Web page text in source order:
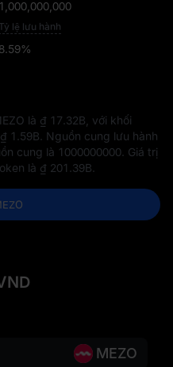
1,000,000,000
Tỷ lệ lưu hành
8.59%
là ₫ 17.32B , với khối
₫ 1.59B . Nguồn cung lưu hành
cung là 1000000000 . Giá trị
là ₫ 201.39B
MEZO